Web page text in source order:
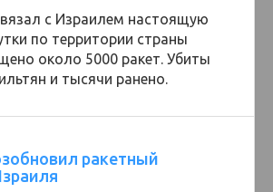
с Израилем настоящую
по территории страны
около 5000 ракет. Убиты
и тысячи ранено.
ракетный